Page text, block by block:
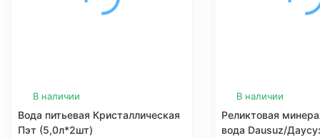
В наличии
Вода питьевая Кристаллическая
Пэт (5,0л*2шт)
В наличии
Реликтовая
вода Dausuz/